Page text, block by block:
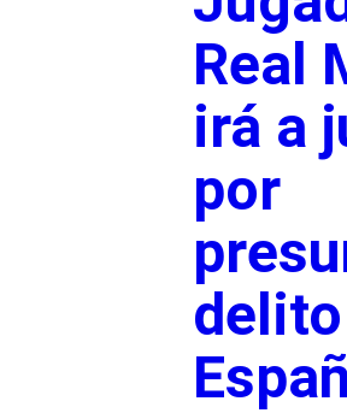
Real
irá a
por